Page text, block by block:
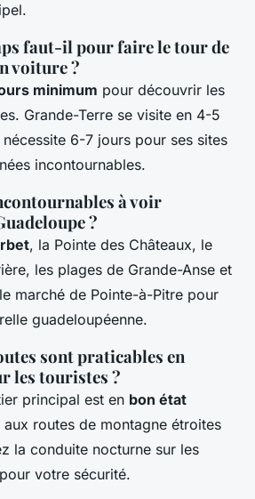
faut-il pour faire le tour de
voiture ?
minimum pour découvrir les
Grande-Terre se visite en 4-5
nécessite 6-7 jours pour ses sites
incontournables.
à voir
?
, la Pointe des Châteaux, le
les plages de Grande-Anse et
marché de Pointe-à-Pitre pour
guadeloupéenne.
sont praticables en
les touristes ?
principal est en bon état
aux routes de montagne étroites
la conduite nocturne sur les
votre sécurité.